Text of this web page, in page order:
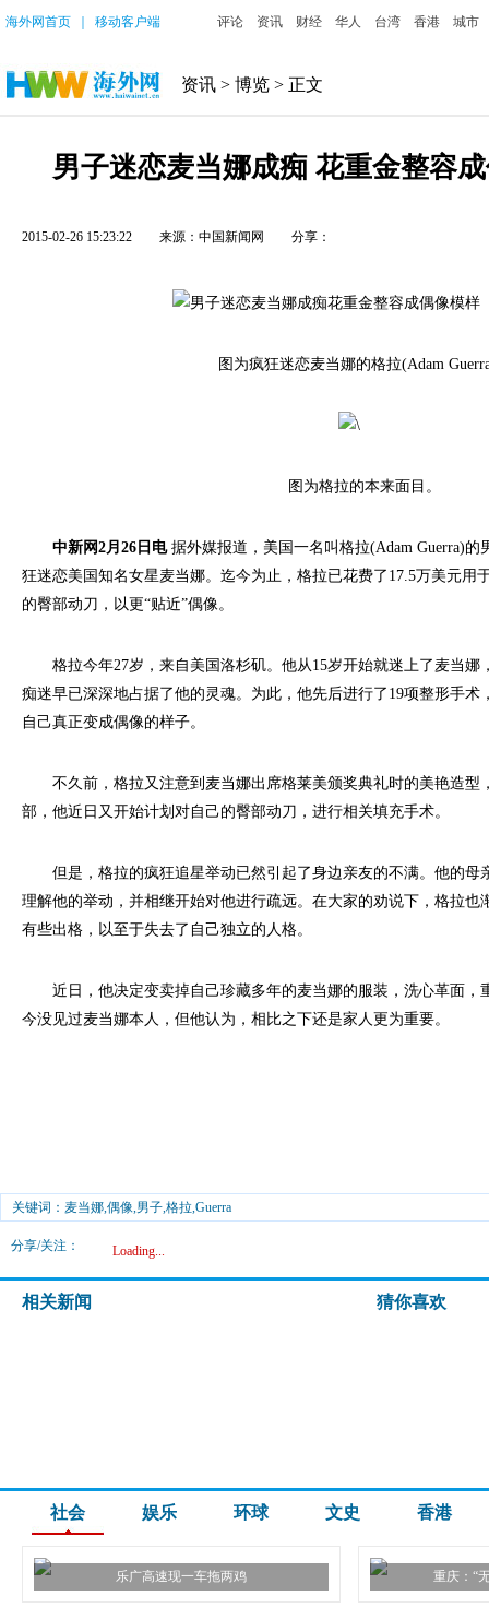
海外网首页 移动客户端 评论 资讯 财经 华人 台湾 香港 城市
资讯 > 博览 > 正文
男子迷恋麦当娜成痴 花重金整容
2015-02-26 15:23:22 来源：中国新闻网 分享：
图为疯狂迷恋麦当娜的格拉(Adam
图为格拉的本来面目。
中新网2月26日电据外媒报道，美国一名叫格拉(Adam Guerra)的
狂迷恋美国知名女星麦当娜。迄今为止，格拉已花费了17.5万美元用
的臀部动刀，以更“贴近”偶像。
格拉今年27岁，来自美国洛杉矶。他从15岁开始就迷上了麦当娜
痴迷早已深深地占据了他的灵魂。为此，他先后进行了19项整形手术
自己真正变成偶像的样子。
不久前，格拉又注意到麦当娜出席格莱美颁奖典礼时的美艳造型
部，他近日又开始计划对自己的臀部动刀，进行相关填充手术。
但是，格拉的疯狂追星举动已然引起了身边亲友的不满。他的母
理解他的举动，并相继开始对他进行疏远。在大家的劝说下，格拉也
有些出格，以至于失去了自己独立的人格。
近日，他决定变卖掉自己珍藏多年的麦当娜的服装，洗心革面，
今没见过麦当娜本人，但他认为，相比之下还是家人更为重要。
关键词：麦当娜,偶像,男子,格拉,Guerra
分享/关注： Loading...
相关新闻 猜你喜欢
社会 娱乐 环球 文史 香港
乐广高速现一车拖两鸡 重庆：“